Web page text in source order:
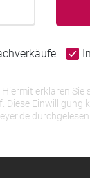
erklären Sie